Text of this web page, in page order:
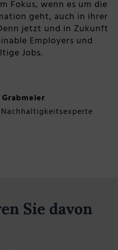
Fokus, wenn es um die
geht, auch in ihrer
jetzt und in Zukunft
Employers und
Jobs.
Sie davon